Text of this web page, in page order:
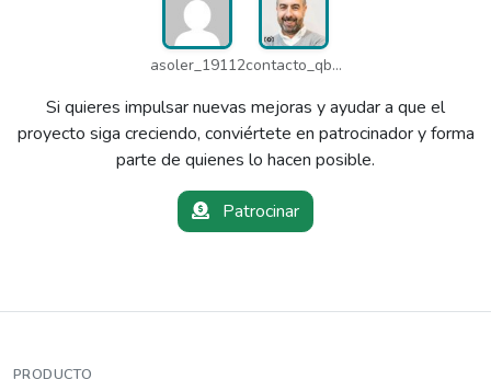
asoler_19112 contacto_qbw
Si quieres impulsar nuevas mejoras y ayudar a que el
proyecto siga creciendo, conviértete en patrocinador y forma
parte de quienes lo hacen posible.
Patrocinar
PRODUCTO